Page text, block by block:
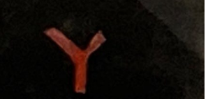
秋の美術散歩 京都・大...